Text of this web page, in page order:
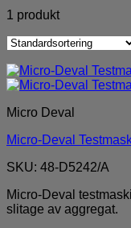
1 produkt
Micro Deval
Micro-Deval
SKU: 48-D5242/A
Micro-Deval
slitage av aggregat.